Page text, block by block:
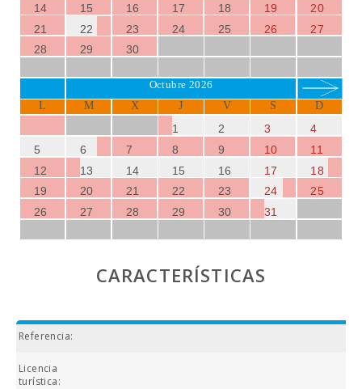
14
15 16 17 18 19
20
21
22 23 24 25 26
27
28
29 30
Octubre 2026
L M X J V S D
1 2 3
4
5
6 7 8 9 10
11
12
13 14 15 16 17
18
19
20 21 22 23 24
25
26
27 28 29 30 31
CARACTERÍSTICAS
Referencia:
Licencia
turística: